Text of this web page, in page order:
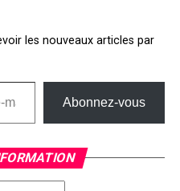
les nouveaux articles par
Abonnez-vous